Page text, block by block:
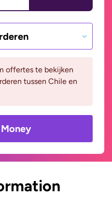
offertes te bekijken
tussen Chile en